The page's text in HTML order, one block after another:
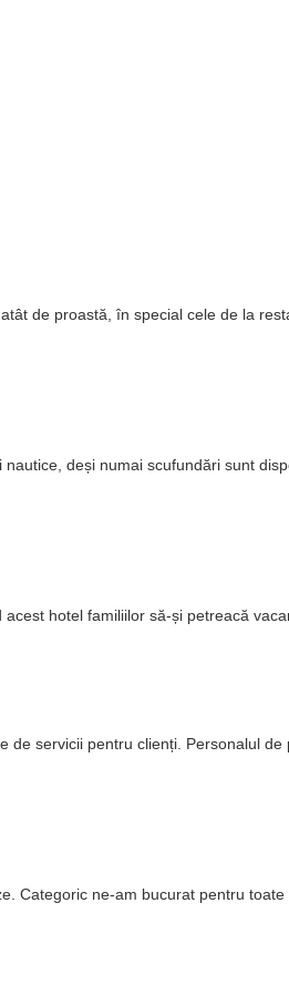
de proastă, în special cele de la
deși numai scufundări sunt
hotel familiilor să-și petreacă
de servicii pentru clienți. Personalul
Categoric ne-am bucurat pentru toate